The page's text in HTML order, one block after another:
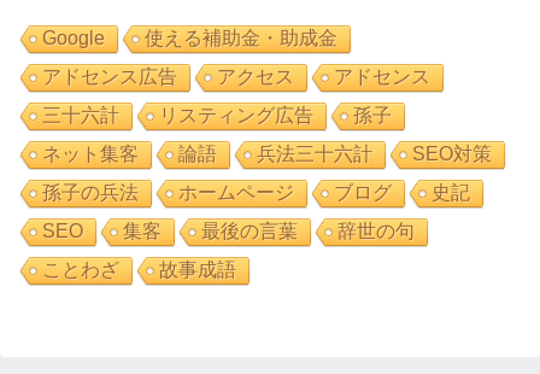
Google
使える補助金・助成金
アドセンス広告
アクセス
アドセンス
三十六計
リスティング広告
孫子
ネット集客
論語 兵法三十六計
SEO対策
孫子の兵法
ホームページ ブログ
史記
SEO
集客 最後の言葉
辞世の句
ことわざ
故事成語